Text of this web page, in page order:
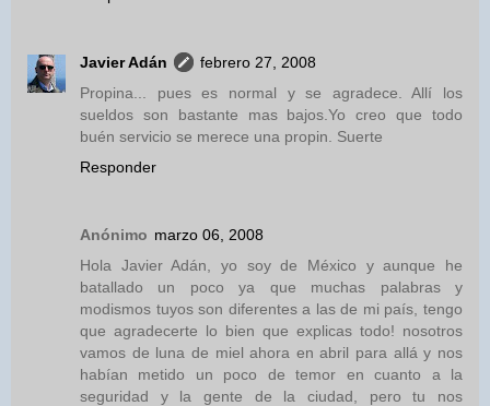
Javier Adán
febrero 27, 2008
Propina... pues es normal y se agradece. Allí los
sueldos son bastante mas bajos.Yo creo que todo
buén servicio se merece una propin. Suerte
Responder
Anónimo marzo 06, 2008
Hola Javier Adán, yo soy de México y aunque he
batallado un poco ya que muchas palabras y
modismos tuyos son diferentes a las de mi país, tengo
que agradecerte lo bien que explicas todo! nosotros
vamos de luna de miel ahora en abril para allá y nos
habían metido un poco de temor en cuanto a la
seguridad y la gente de la ciudad, pero tu nos